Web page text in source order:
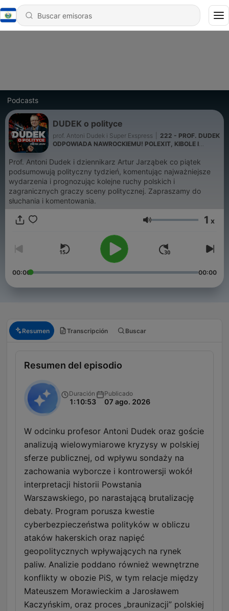
Podcasts
DUDEK o polityce
prof. Antoni Dudek i Super Exspress
222 - PROF. DUDEK
ODPOWIADA NAWROCKIEMU! POLEXIT, KIBOLE I
Prof. Antoni Dudek i dziennikarz Artur Jarząbek co piątek
podsumowują polityczny tydzień, komentując najważniejsze
wydarzenia i prognozując kolejne ruchy polskich i
zagranicznych graczy sceny politycznej. Zapraszamy do
słuchania i komentowania.
Volumen 1 x
00:00 00:00
Resumen Transcripción Buscar
Resumen del episodio
Duración
1:10:53
Publicado
07 ago. 2026
W odcinku profesor Antoni Dudek oraz goście
analizują wielowymiarowe kryzysy w polskiej
sferze publicznej, od wpływu sondaży na
zachowania wyborcze i kontrowersji wokół
interpretacji historii Powstania
Warszawskiego, po narastającą brutalizację
debaty. Program porusza kwestie
cyberbezpieczeństwa polityków w obliczu
ataków hakerskich oraz napięć
geopolitycznych wpływających na rynek
paliw. Analizie poddano również wewnętrzne
konflikty w obozie PiS, w tym relacje między
Mateuszem Morawieckim a Jarosławem
Kaczyńskim, oraz proces „braunizacji” polskiej